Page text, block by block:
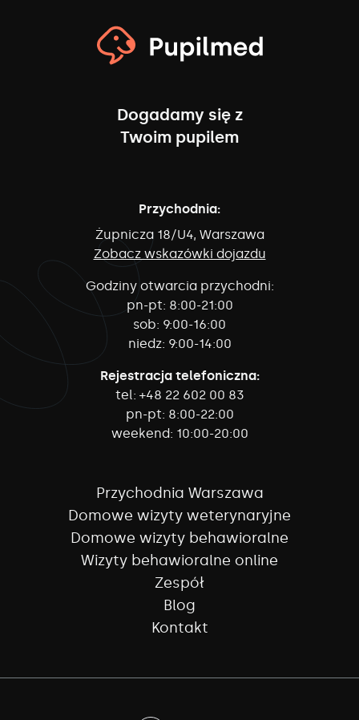
Dogadamy się z
Twoim pupilem
Przychodnia:
Żupnicza 18/U4, Warszawa
Zobacz wskazówki dojazdu
Godziny otwarcia przychodni:
pn-pt: 8:00-21:00
sob: 9:00-16:00
niedz: 9:00-14:00
Rejestracja telefoniczna:
tel: +48 22 602 00 83
pn-pt: 8:00-22:00
weekend: 10:00-20:00
Przychodnia Warszawa
Domowe wizyty weterynaryjne
Domowe wizyty behawioralne
Wizyty behawioralne online
Zespół
Blog
Kontakt